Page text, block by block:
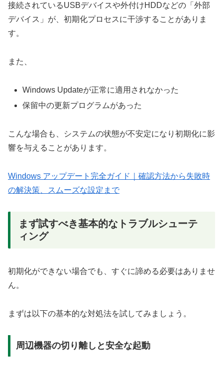
接続されているUSBデバイスや外付けHDDなどの「外部
デバイス」が、初期化プロセスに干渉することがありま
す。
また、
Windows Updateが正常に適用されなかった
保留中の更新プログラムがあった
こんな場合も、システムの状態が不安定になり初期化に影
響を与えることがあります。
Windows アップデート完全ガイド｜確認方法から失敗時
の解決策、スムーズな設定まで
まず試すべき基本的なトラブルシューテ
ィング
初期化ができない場合でも、すぐに諦める必要はありませ
ん。
まずは以下の基本的な対処法を試してみましょう。
周辺機器の切り離しと安全な起動